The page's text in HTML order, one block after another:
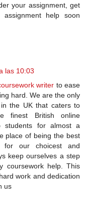
your assignment, get
help soon
las 10:03
writer to ease
hard. We are the only
the UK that caters to
finest British online
students for almost a
place of being the best
our choicest and
keep ourselves a step
coursework help. This
work and dedication
us